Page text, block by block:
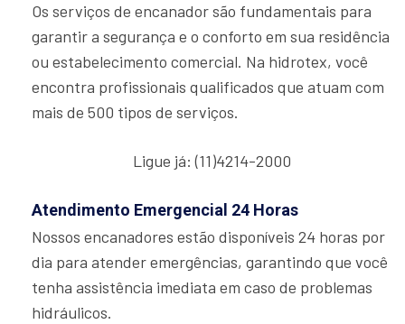
Os serviços de encanador são fundamentais para
garantir a segurança e o conforto em sua residência
ou estabelecimento comercial. Na hidrotex, você
encontra profissionais qualificados que atuam com
mais de 500 tipos de serviços.
Ligue já: (11)4214-2000
Atendimento Emergencial 24 Horas
Nossos encanadores estão disponíveis 24 horas por
dia para atender emergências, garantindo que você
tenha assistência imediata em caso de problemas
hidráulicos.